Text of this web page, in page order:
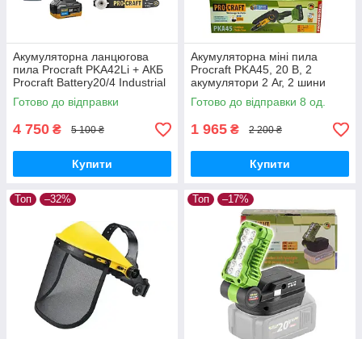
Акумуляторна ланцюгова
пила Procraft PKA42Li + АКБ
Procraft Battery20/4 Industrial
20В 4Аг + ЗП Procraft
Charger20/2,4A + Олива 1л
Готово до відправки
4 750 ₴ 5 100 ₴
Купити
Акумуляторна міні пила
Procraft PKA45, 20 В, 2
акумулятори 2 Аг, 2 шини
6"/8", безщіткова,
автоматичне змащення
Готово до відправки 8 од.
1 965 ₴ 2 200 ₴
Купити
Топ –32% Топ –17%